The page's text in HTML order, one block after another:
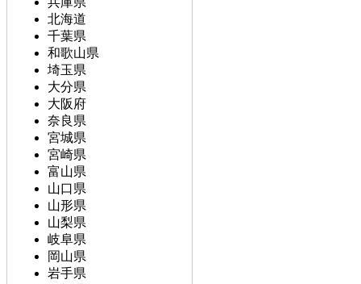
北海道
千葉県
和歌山県
埼玉県
大分県
大阪府
奈良県
宮城県
宮崎県
富山県
山口県
山形県
山梨県
岐阜県
岡山県
岩手県